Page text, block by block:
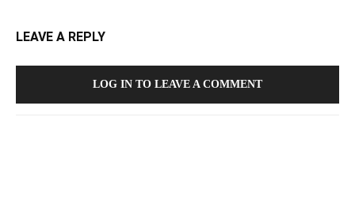
LEAVE A REPLY
LOG IN TO LEAVE A COMMENT